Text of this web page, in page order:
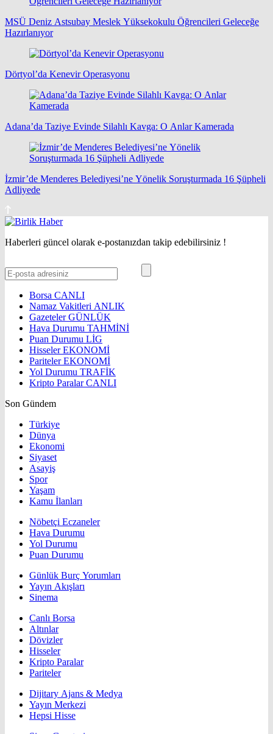
MSÜ Deniz Astsubay Meslek Yüksekokulu Öğrencileri Geleceğe
Hazırlanıyor
Dörtyol’da Kenevir Operasyonu
Adana’da Taziye Evinde Silahlı Kavga: O Anlar Kamerada
İzmir’de Menderes Belediyesi’ne Yönelik Soruşturmada 16 Şüpheli
Adliyede
Haberleri güncel olarak e-postanızdan takip edebilirsiniz !
Borsa CANLI
Namaz Vakitleri ANLIK
GazetelerGÜNLÜK
Hava Durumu TAHMİNİ
Puan Durumu LİG
HisselerEKONOMİ
ParitelerEKONOMİ
Yol Durumu TRAFİK
Kripto ParalarCANLI
Son Gündem
Türkiye
Dünya
Ekonomi
Siyaset
Asayiş
Spor
Yaşam
Kamu İlanları
Nöbetçi Eczaneler
Hava Durumu
Yol Durumu
Puan Durumu
Günlük Burç Yorumları
Yayın Akışları
Sinema
Canlı Borsa
Altınlar
Dövizler
Hisseler
Kripto Paralar
Pariteler
Dijitary Ajans & Medya
Yayın Merkezi
Hepsi Hisse